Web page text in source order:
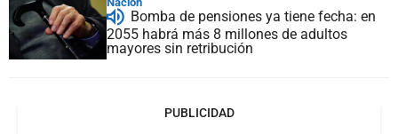
Bomba de pensiones ya tiene fecha: en
2055 habrá más 8 millones de adultos
mayores sin retribución
PUBLICIDAD